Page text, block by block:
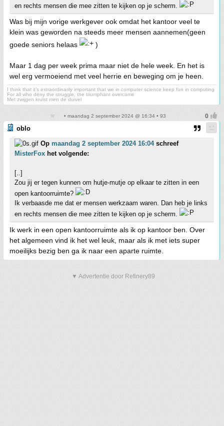
en rechts mensen die mee zitten te kijken op je scherm.
Was bij mijn vorige werkgever ook omdat het kantoor veel te
klein was geworden na steeds meer mensen aannemen(geen
goede seniors helaas
)
Maar 1 dag per week prima maar niet de hele week. En het is
wel erg vermoeiend met veel herrie en beweging om je heen.
I think that it’s extraordinarily important that we in computer science keep fun in computing
For all who deny the struggle, the triumphant overcome
Met zwijgen kruist men de duivel
• maandag 2 september 2024 @ 16:34 • 93
oblo
Op maandag 2 september 2024 16:04schreef
MisterFox het volgende:
[..]
Zou jij er tegen kunnen om hutje-mutje op elkaar te zitten in een
open kantoorruimte?
Ik verbaasde me dat er mensen werkzaam waren. Dan heb je links
en rechts mensen die mee zitten te kijken op je scherm.
Ik werk in een open kantoorruimte als ik op kantoor ben. Over
het algemeen vind ik het wel leuk, maar als ik met iets super
moeilijks bezig ben ga ik naar een aparte ruimte.
▼ Advertentie door Refinery89